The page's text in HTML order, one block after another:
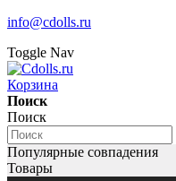
info@cdolls.ru
Toggle Nav
Корзина
Поиск
Поиск
Популярные совпадения
Товары